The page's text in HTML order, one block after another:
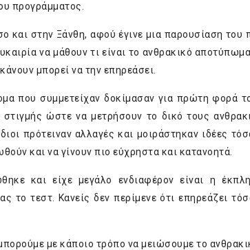
προγράμματος.
και στην Ξάνθη, αφού έγινε μια παρουσίαση
να μάθουν τι είναι το ανθρακικό
μπορεί να την επηρεάσει.
που συμμετείχαν δοκίμασαν για πρώτη φορά
στιγμής ώστε να μετρήσουν το δικό τους
πρότειναν αλλαγές και μοιράστηκαν ιδέες
και να γίνουν πιο εύχρηστα και κατανοητά.
και είχε μεγάλο ενδιαφέρον είναι η
το τεστ. Κανείς δεν περίμενε ότι επηρεάζει
με κάποιο τρόπο να μειώσουμε το